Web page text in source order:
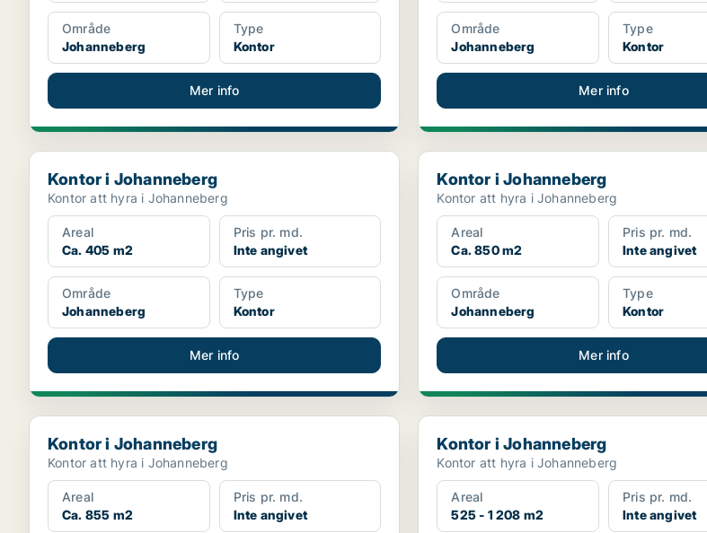
Område
Johanneberg
Type
Kontor
Mer info
Område
Johanneberg
Type
Kontor
Mer info
Kontor i Johanneberg
Kontor i Johanneberg
Kontor att hyra i Johanneberg
Areal
Ca. 405 m2
Pris pr. md.
Inte angivet
Område
Johanneberg
Type
Kontor
Mer info
Kontor i Johanneberg
Kontor i Johanneberg
Kontor att hyra i Johanneberg
Areal
Ca. 850 m2
Pris pr. md.
Inte angivet
Område
Johanneberg
Type
Kontor
Mer info
Kontor i Johanneberg
Kontor i Johanneberg
Kontor att hyra i Johanneberg
Areal
Ca. 855 m2
Pris pr. md.
Inte angivet
Kontor i Johanneberg
Kontor i Johanneberg
Kontor att hyra i Johanneberg
Areal
525 - 1 208 m2
Pris pr. md.
Inte angivet